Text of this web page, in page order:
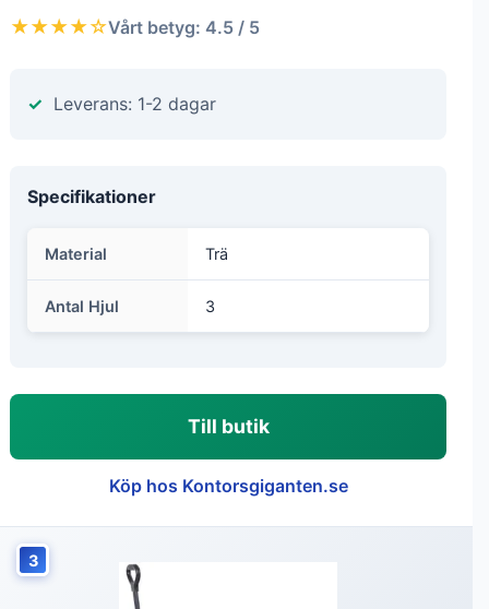
★★★★☆Vårt betyg: 4.5 / 5
Leverans: 1-2 dagar
Specifikationer
Material Trä
Antal Hjul 3
Till butik
Köp hos Kontorsgiganten.se
3